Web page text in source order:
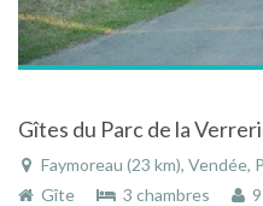
Faymoreau (23 km), Vendée,
Gîte
3 chambres